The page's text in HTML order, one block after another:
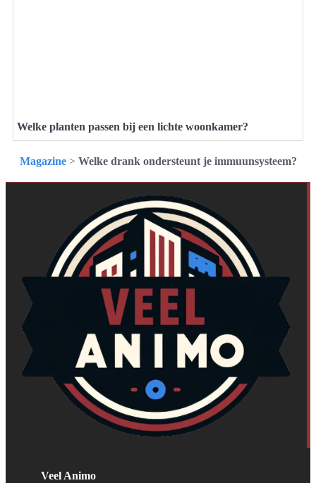
Welke planten passen bij een lichte woonkamer?
Magazine> Welke drank ondersteunt je immuunsysteem?
Veel Animo